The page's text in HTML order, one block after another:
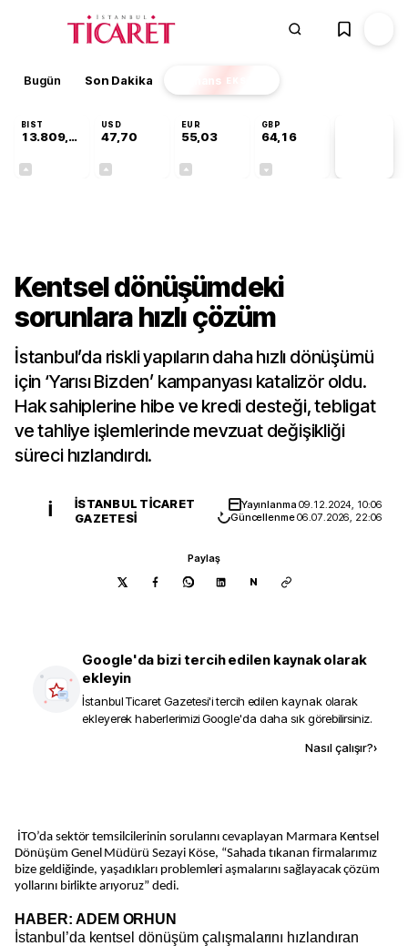
Bugün Son Dakika Finans EKSTRA
BIST
13.809,07
USD
47,70
EUR
55,03
GBP
64,16
Kentsel dönüşümdeki
sorunlara hızlı çözüm
İstanbul’da riskli yapıların daha hızlı dönüşümü
için ‘Yarısı Bizden’ kampanyası katalizör oldu.
Hak sahiplerine hibe ve kredi desteği, tebligat
ve tahliye işlemlerinde mevzuat değişikliği
süreci hızlandırdı.
İ
İSTANBUL TICARET
GAZETESI
Yayınlanma09.12.2024, 10:06
Güncellenme06.07.2026, 22:06
Paylaş
N
Google'da bizi tercih edilen kaynak olarak
ekleyin
İstanbul Ticaret Gazetesi'i tercih edilen kaynak olarak
ekleyerek haberlerimizi Google'da daha sık görebilirsiniz.
Nasıl çalışır?›
İTO’da sektör temsilcilerinin sorularını cevaplayan Marmara Kentsel
Dönüşüm Genel Müdürü Sezayi Köse, “Sahada tıkanan firmalarımız
bize geldiğinde, yaşadıkları problemleri aşmalarını sağlayacak çözüm
yollarını birlikte arıyoruz” dedi.
HABER: ADEM ORHUN
İstanbul’da kentsel dönüşüm çalışmalarını hızlandıran